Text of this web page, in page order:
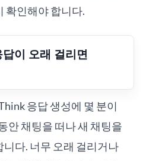
확인해야 합니다.
이 오래 걸리면
응답 생성에 몇 분이
안 채팅을 떠나 새 채팅을
다. 너무 오래 걸리거나